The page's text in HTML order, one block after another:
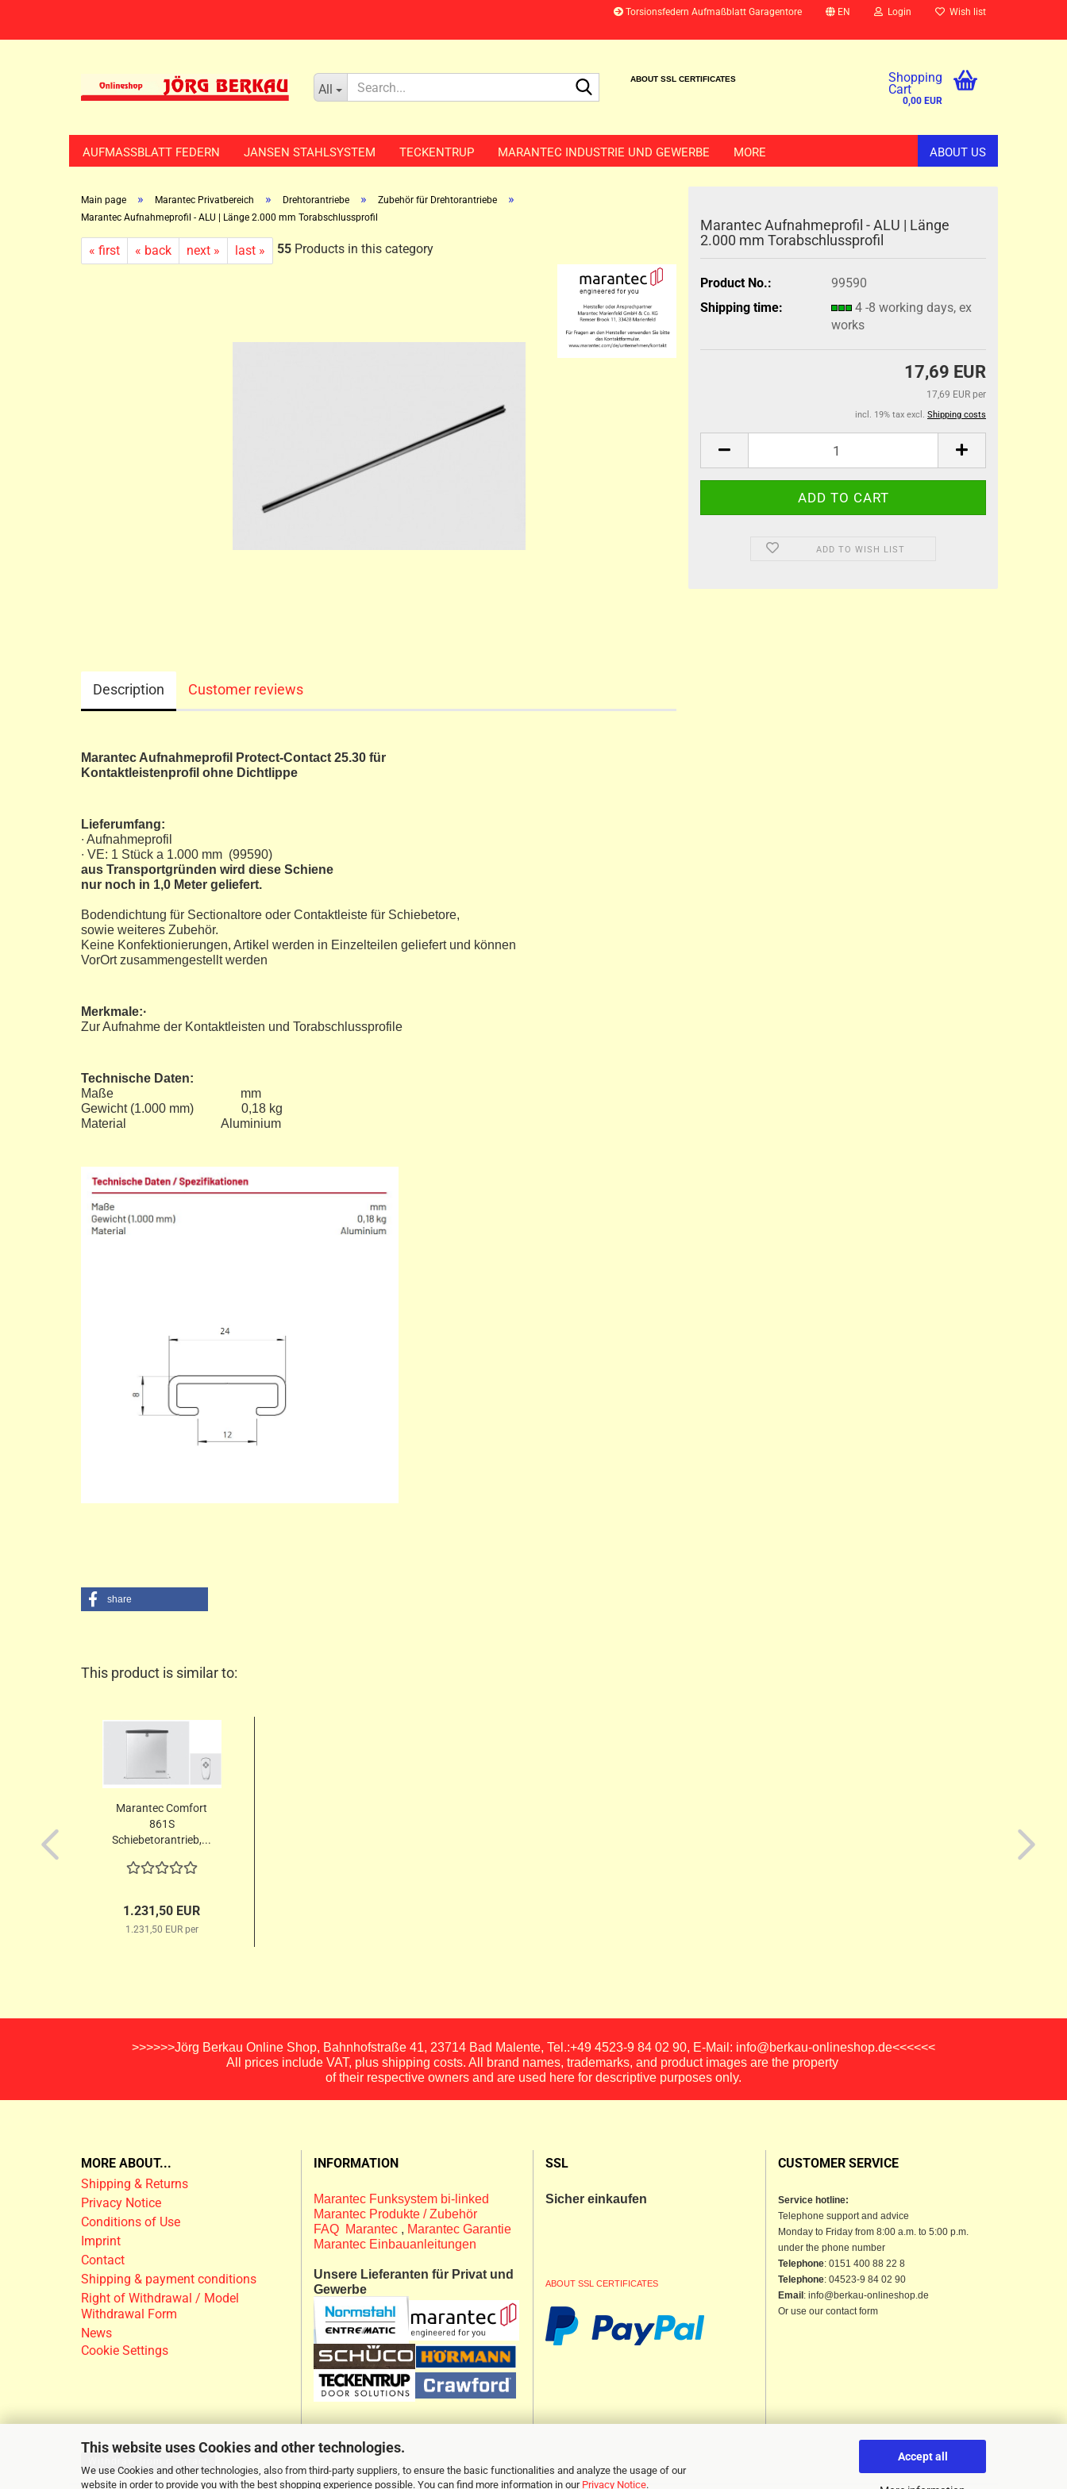
This website uses Cookies and other technologies.
We use Cookies and other technologies, also from third-party suppliers, to ensure the basic functionalities and analyze the usage of our
website in order to provide you with the best shopping experience possible. You can find more information in our Privacy Notice.
Accept all
Torsionsfedern Aufmaßblatt Garagentore EN Login Wish list
All
Search...ABOUT SSL CERTIFICATES Shopping
Cart
0,00 EUR
AUFMASSBLATT FEDERN JANSEN STAHLSYSTEM TECKENTRUP MARANTEC INDUSTRIE UND GEWERBE ABOUT US
MORE
Main page » Marantec Privatbereich » Drehtorantriebe » Zubehör für Drehtorantriebe »
Marantec Aufnahmeprofil - ALU | Länge 2.000 mm Torabschlussprofil
« first « back next » last » 55 Products in this category
Marantec Aufnahmeprofil - ALU | Länge
2.000 mm Torabschlussprofil
Product No.:
99590
Shipping time:
4 -8 working days, ex
works
17,69 EUR
17,69 EUR per
incl. 19% tax excl. Shipping costs
ADD TO WISH LIST
Description Customer reviews
Marantec Aufnahmeprofil Protect-Contact 25.30 für
Kontaktleistenprofil ohne Dichtlippe
Lieferumfang:
∙ Aufnahmeprofil
∙ VE: 1 Stück a 1.000 mm (99590)
aus Transportgründen wird diese Schiene
nur noch in 1,0 Meter geliefert.
Bodendichtung für Sectionaltore oder Contaktleiste für Schiebetore,
sowie weiteres Zubehör.
Keine Konfektionierungen, Artikel werden in Einzelteilen geliefert und können
VorOrt zusammengestellt werden
Merkmale:∙
Zur Aufnahme der Kontaktleisten und Torabschlussprofile
Technische Daten:
Maße mm
Gewicht (1.000 mm) 0,18 kg
Material Aluminium
share
This product is similar to:
Marantec Comfort
861S
Schiebetorantrieb,...
1.231,50 EUR
1.231,50 EUR per
>>>>>>Jörg Berkau Online Shop, Bahnhofstraße 41, 23714 Bad Malente, Tel.:+49 4523-9 84 02 90, E-Mail: info@berkau-onlineshop.de<<<<<<
All prices include VAT, plus shipping costs. All brand names, trademarks, and product images are the property
of their respective owners and are used here for descriptive purposes only.
MORE ABOUT...
Shipping & Returns
Privacy Notice
Conditions of Use
Imprint
Contact
Shipping & payment conditions
Right of Withdrawal / Model
Withdrawal Form
News
Cookie Settings
INFORMATION
Marantec Funksystem bi-linked
Marantec Produkte / Zubehör
FAQ Marantec , Marantec Garantie
Marantec Einbauanleitungen
Unsere Lieferanten für Privat und
Gewerbe
SSL
Sicher einkaufen
ABOUT SSL CERTIFICATES
CUSTOMER SERVICE
Service hotline:
Telephone support and advice
Monday to Friday from 8:00 a.m. to 5:00 p.m.
under the phone number
Telephone: 0151 400 88 22 8
Telephone: 04523-9 84 02 90
Email : info@berkau-onlineshop.de
Or use our contact form